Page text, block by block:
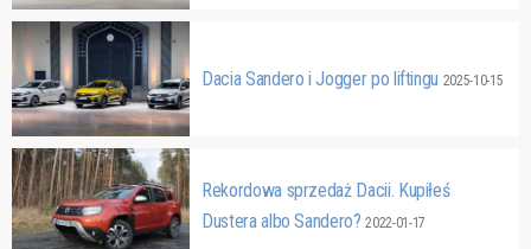
Dacia Sandero i Jogger po liftingu 2025-10-15
Rekordowa sprzedaż Dacii. Kupiłeś
Dustera albo Sandero?2022-01-17